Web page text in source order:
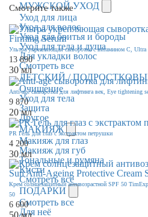
МУЖСКОЙ УХОД
Уход для лица
Уход для волос
Уход для бритья и бороды
Уход для тела и душа
Для укладки волос
Смотреть все
ДЕТСКИЙ /
Очищение
Уход для тела
Защита
Другое
МАКИЯЖ
Макияж для глаз
Макияж для губ
Тональные и румяна
Кисти
Смотреть все
ПОДАРКИ
Смотреть все
Для неё
Смотрите также
Ультра укрепляющая сыворотка с витамином С,
13 890
30 мл
Anti-age сыворотка для лифтинга век, Eye tightening
9 870
20 мл
PR Гель для глаз с экстрактом петрушки
4 200
30 мл
Крем солнцезащитный антивозрастной SPF 50
50
6 600
50 мл